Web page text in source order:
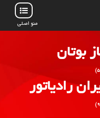
منو اصلی
بوتان
رادیاتور